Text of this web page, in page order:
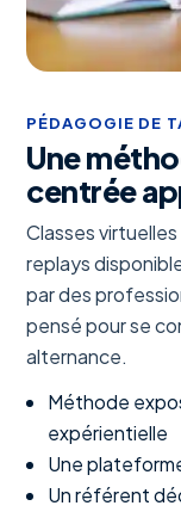
PÉDAGOGIE DE
Une
centrée
Classes
replays
par des
pensé pour se
alternance.
Méthode
expérientielle
Une
Un référent